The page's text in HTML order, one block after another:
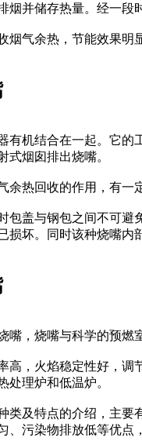
烟并储存热量。经一段
烟气余热，节能效果明
机结合在一起。它的
式烟囱排出烧嘴。
余热回收的作用，有一
盖与钢包之间不可避
损坏。同时该种烧嘴内
烧嘴与科学的预燃
高，火焰稳定性好，调
处理炉和低温炉。
及特点的介绍，主要
、污染物排放低等优点